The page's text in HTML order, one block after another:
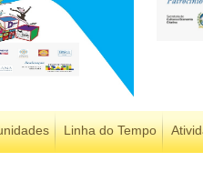
Linha do Tempo